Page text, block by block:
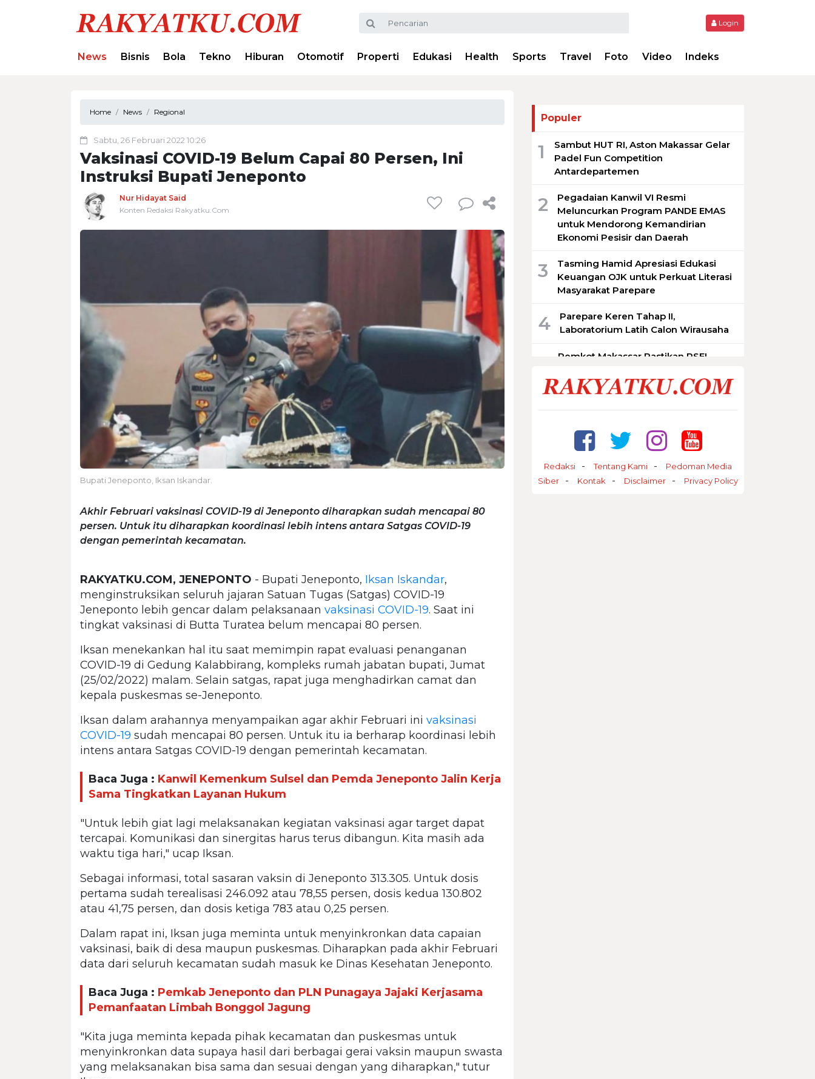
Login
News Bisnis Bola Tekno Hiburan Otomotif Properti Edukasi Health Sports Travel Foto Video Indeks
Home News Regional
Sabtu, 26 Februari 2022 10:26
Vaksinasi COVID-19 Belum Capai 80 Persen, Ini
Instruksi Bupati Jeneponto
Nur Hidayat Said
Konten Redaksi Rakyatku.Com
Bupati Jeneponto, Iksan Iskandar.
Akhir Februari vaksinasi COVID-19 di Jeneponto diharapkan sudah mencapai 80
persen. Untuk itu diharapkan koordinasi lebih intens antara Satgas COVID-19
dengan pemerintah kecamatan.
RAKYATKU.COM, JENEPONTO - Bupati Jeneponto, Iksan Iskandar,
menginstruksikan seluruh jajaran Satuan Tugas (Satgas) COVID-19
Jeneponto lebih gencar dalam pelaksanaan vaksinasi COVID-19. Saat ini
tingkat vaksinasi di Butta Turatea belum mencapai 80 persen.
Iksan menekankan hal itu saat memimpin rapat evaluasi penanganan
COVID-19 di Gedung Kalabbirang, kompleks rumah jabatan bupati, Jumat
(25/02/2022) malam. Selain satgas, rapat juga menghadirkan camat dan
kepala puskesmas se-Jeneponto.
Iksan dalam arahannya menyampaikan agar akhir Februari ini vaksinasi
COVID-19 sudah mencapai 80 persen. Untuk itu ia berharap koordinasi lebih
intens antara Satgas COVID-19 dengan pemerintah kecamatan.
Baca Juga : Kanwil Kemenkum Sulsel dan Pemda Jeneponto Jalin Kerja
Sama Tingkatkan Layanan Hukum
"Untuk lebih giat lagi melaksanakan kegiatan vaksinasi agar target dapat
tercapai. Komunikasi dan sinergitas harus terus dibangun. Kita masih ada
waktu tiga hari," ucap Iksan.
Sebagai informasi, total sasaran vaksin di Jeneponto 313.305. Untuk dosis
pertama sudah terealisasi 246.092 atau 78,55 persen, dosis kedua 130.802
atau 41,75 persen, dan dosis ketiga 783 atau 0,25 persen.
Dalam rapat ini, Iksan juga meminta untuk menyinkronkan data capaian
vaksinasi, baik di desa maupun puskesmas. Diharapkan pada akhir Februari
data dari seluruh kecamatan sudah masuk ke Dinas Kesehatan Jeneponto.
Baca Juga : Pemkab Jeneponto dan PLN Punagaya Jajaki Kerjasama
Pemanfaatan Limbah Bonggol Jagung
"Kita juga meminta kepada pihak kecamatan dan puskesmas untuk
menyinkronkan data supaya hasil dari berbagai gerai vaksin maupun swasta
yang melaksanakan bisa sama dan sesuai dengan yang diharapkan," tutur
Populer
1
Sambut HUT RI, Aston Makassar Gelar
Padel Fun Competition
Antardepartemen
2
Pegadaian Kanwil VI Resmi
Meluncurkan Program PANDE EMAS
untuk Mendorong Kemandirian
Ekonomi Pesisir dan Daerah
3
Tasming Hamid Apresiasi Edukasi
Keuangan OJK untuk Perkuat Literasi
Masyarakat Parepare
4
Parepare Keren Tahap II,
Laboratorium Latih Calon Wirausaha
Pemkot Makassar Pastikan PSEL
Dimatangkan
Redaksi Tentang Kami
Pedoman Media
Siber
Kontak Disclaimer Privacy Policy